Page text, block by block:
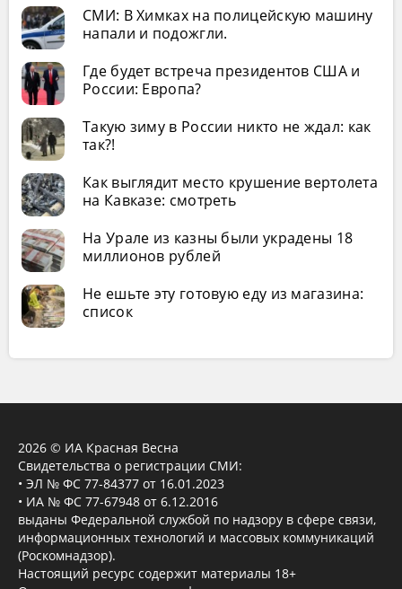
СМИ: В Химках на полицейскую машину
напали и подожгли.
Где будет встреча президентов США и
России: Европа?
Такую зиму в России никто не ждал: как
так?!
Как выглядит место крушение вертолета
на Кавказе: смотреть
На Урале из казны были украдены 18
миллионов рублей
Не ешьте эту готовую еду из магазина:
список
2026 © ИА Красная Весна
Свидетельства о регистрации СМИ:
• ЭЛ № ФС 77-84377 от 16.01.2023
• ИА № ФС 77-67948 от 6.12.2016
выданы Федеральной службой по надзору в сфере связи,
информационных технологий и массовых коммуникаций
(Роскомнадзор).
Настоящий ресурс содержит материалы 18+